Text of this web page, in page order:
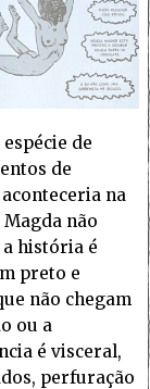
de
de
na
não
história é
preto e
não chegam
ou a
é visceral,
perfuração